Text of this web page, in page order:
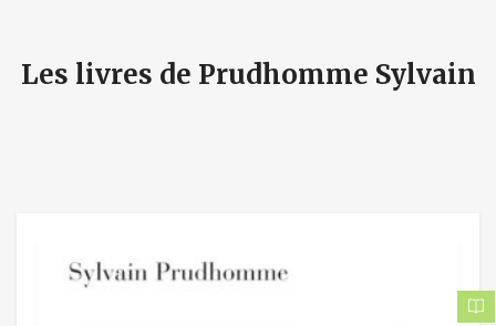
Les livres de Prudhomme Sylvain